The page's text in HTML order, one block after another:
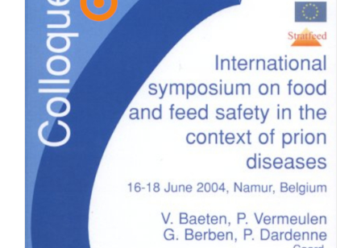
Achat en ligne
Panier WooCommerce